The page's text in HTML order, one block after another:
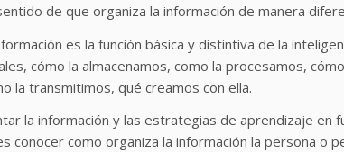
de que organiza la información de manera
es la función básica y distintiva de la
cómo la almacenamos, como la procesamos,
la transmitimos, qué creamos con ella.
la información y las estrategias de aprendizaje en
conocer como organiza la información la persona o